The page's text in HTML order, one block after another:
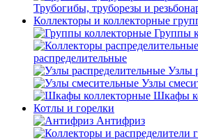
Трубогибы, труборезы и
Коллекторы и коллекторные
Группы
распределительные
Узлы
Узлы
Шкафы
Котлы и горелки
Антифриз